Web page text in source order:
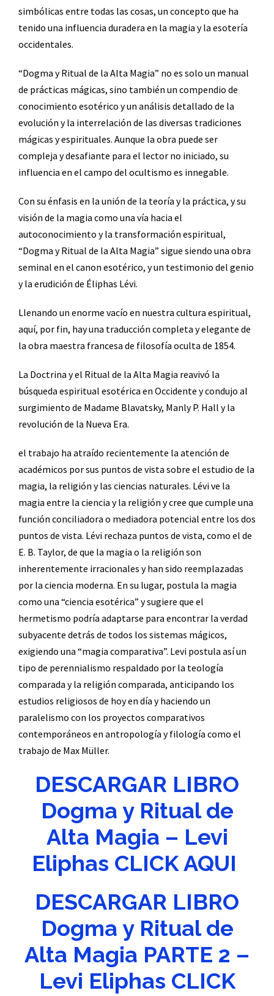
simbólicas entre todas las cosas, un concepto que ha
tenido una influencia duradera en la magia y la esotería
occidentales.
“Dogma y Ritual de la Alta Magia” no es solo un manual
de prácticas mágicas, sino también un compendio de
conocimiento esotérico y un análisis detallado de la
evolución y la interrelación de las diversas tradiciones
mágicas y espirituales. Aunque la obra puede ser
compleja y desafiante para el lector no iniciado, su
influencia en el campo del ocultismo es innegable.
Con su énfasis en la unión de la teoría y la práctica, y su
visión de la magia como una vía hacia el
autoconocimiento y la transformación espiritual,
“Dogma y Ritual de la Alta Magia” sigue siendo una obra
seminal en el canon esotérico, y un testimonio del genio
y la erudición de Éliphas Lévi.
Llenando un enorme vacío en nuestra cultura espiritual,
aquí, por fin, hay una traducción completa y elegante de
la obra maestra francesa de filosofía oculta de 1854.
La Doctrina y el Ritual de la Alta Magia reavivó la
búsqueda espiritual esotérica en Occidente y condujo al
surgimiento de Madame Blavatsky, Manly P. Hall y la
revolución de la Nueva Era.
el trabajo ha atraído recientemente la atención de
académicos por sus puntos de vista sobre el estudio de la
magia, la religión y las ciencias naturales. Lévi ve la
magia entre la ciencia y la religión y cree que cumple una
función conciliadora o mediadora potencial entre los dos
puntos de vista. Lévi rechaza puntos de vista, como el de
E. B. Taylor, de que la magia o la religión son
inherentemente irracionales y han sido reemplazadas
por la ciencia moderna. En su lugar, postula la magia
como una “ciencia esotérica” ​​y sugiere que el
hermetismo podría adaptarse para encontrar la verdad
subyacente detrás de todos los sistemas mágicos,
exigiendo una “magia comparativa”. Levi postula así un
tipo de perennialismo respaldado por la teología
comparada y la religión comparada, anticipando los
estudios religiosos de hoy en día y haciendo un
paralelismo con los proyectos comparativos
contemporáneos en antropología y filología como el
trabajo de Max Müller.
DESCARGAR LIBRO
Dogma y Ritual de
Alta Magia – Levi
Eliphas CLICK AQUI
DESCARGAR LIBRO
Dogma y Ritual de
Alta Magia PARTE 2 –
Levi Eliphas CLICK